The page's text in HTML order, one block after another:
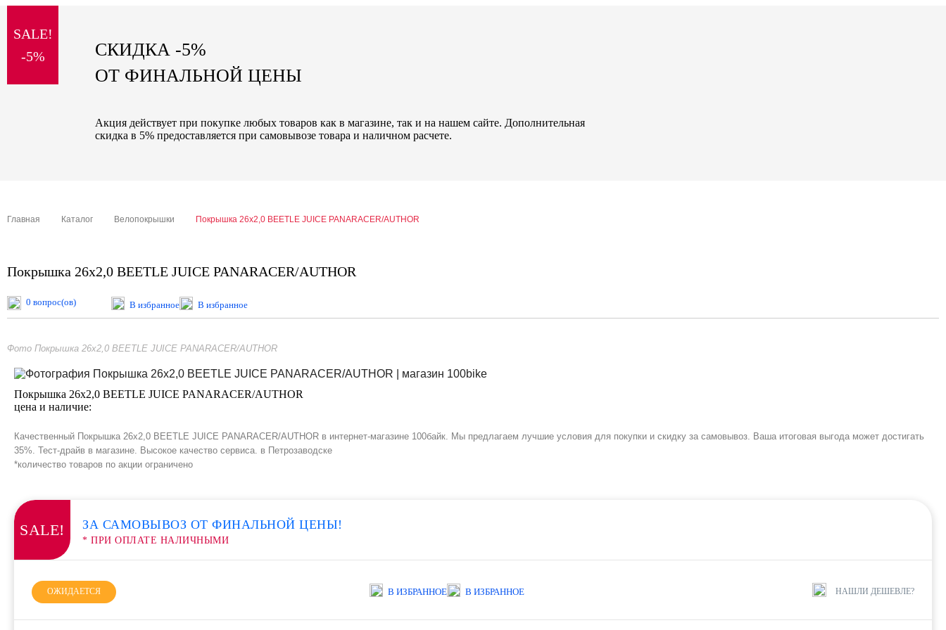
sale
special price
SALE!
-5%
СКИДКА -5%
ОТ ФИНАЛЬНОЙ ЦЕНЫ
Акция действует при покупке любых товаров как в магазине, так и на нашем сайте. Дополнительная
скидка в 5% предоставляется при самовывозе товара и наличном расчете.
Главная Каталог Велопокрышки Покрышка 26х2,0 BEETLE JUICE PANARACER/AUTHOR
Покрышка 26х2,0 BEETLE JUICE PANARACER/AUTHOR
0 вопрос(ов) В избранное В избранное
Фото Покрышка 26х2,0 BEETLE JUICE PANARACER/AUTHOR
Покрышка 26х2,0 BEETLE JUICE PANARACER/AUTHOR
цена и наличие:
Качественный Покрышка 26х2,0 BEETLE JUICE PANARACER/AUTHOR в интернет-магазине 100байк. Мы предлагаем лучшие условия для покупки и скидку за самовывоз. Ваша итоговая выгода может достигать
35%. Тест-драйв в магазине. Высокое качество сервиса. в Петрозаводске
*количество товаров по акции ограничено
SALE! ЗА САМОВЫВОЗ ОТ ФИНАЛЬНОЙ ЦЕНЫ!
* ПРИ ОПЛАТЕ НАЛИЧНЫМИ
ОЖИДАЕТСЯ В ИЗБРАННОЕ В ИЗБРАННОЕ НАШЛИ ДЕШЕВЛЕ?